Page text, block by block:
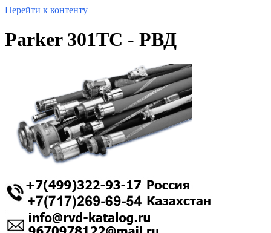
Перейти к контенту
Parker 301TC - РВД